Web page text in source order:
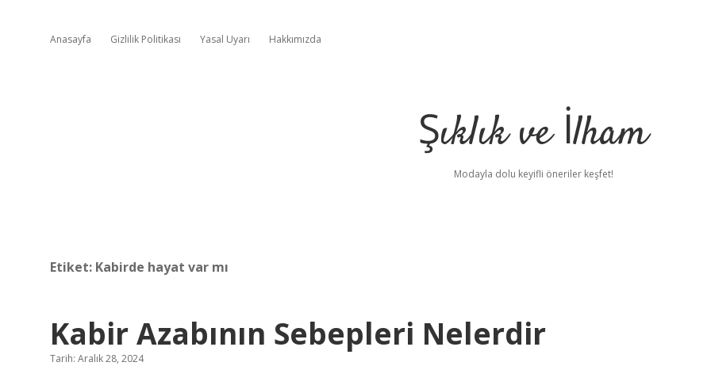
Anasayfa Gizlilik Politikası Yasal Uyarı Hakkımızda
Şıklık ve İlham
Modayla dolu keyifli öneriler keşfet!
Etiket: Kabirde hayat var mı
Kabir Azabının Sebepleri Nelerdir
Tarih: Aralık 28, 2024